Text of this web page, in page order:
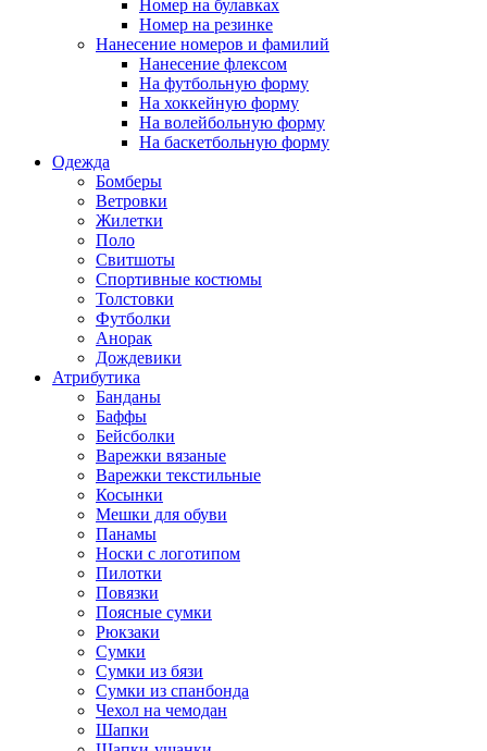
Номер на булавках
Номер на резинке
Нанесение номеров и фамилий
Нанесение флексом
На футбольную форму
На хоккейную форму
На волейбольную форму
На баскетбольную форму
Одежда
Бомберы
Ветровки
Жилетки
Поло
Свитшоты
Спортивные костюмы
Толстовки
Футболки
Анорак
Дождевики
Атрибутика
Банданы
Баффы
Бейсболки
Варежки вязаные
Варежки текстильные
Косынки
Мешки для обуви
Панамы
Носки с логотипом
Пилотки
Повязки
Поясные сумки
Рюкзаки
Сумки
Сумки из бязи
Сумки из спанбонда
Чехол на чемодан
Шапки